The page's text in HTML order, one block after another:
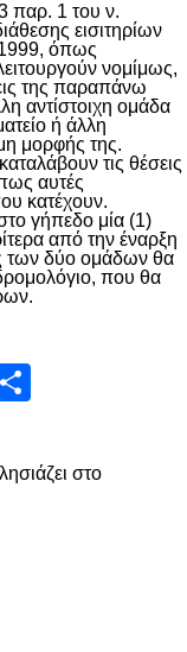
παρ. 1 του ν.
εισιτηρίων
όπως
νομίμως,
της παραπάνω
αντίστοιχη ομάδα
ή άλλη
μορφής της.
τις θέσεις
αυτές
κατέχουν.
γήπεδο μία (1)
από την έναρξη
των δύο ομάδων θα
που θα
στο